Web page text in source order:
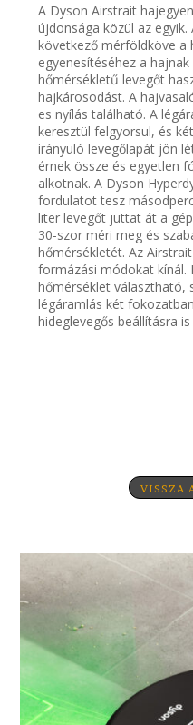
A Dyson Airstrait
újdonsága közül az egyik.
következő mérföldköve a
egyenesítéséhez a
hőmérsékletű levegőt
hajkárosodást. A
es nyílás található. A
keresztül felgyorsul, és
irányuló levegőlapát jön
érnek össze és egyetlen
alkotnak. A Dyson
fordulatot tesz
liter levegőt juttat át a
30-szor méri meg és
hőmérsékletét. Az Airstrait
formázási módokat kínál.
hőmérséklet választható,
légáramlás két
hideglevegős beállításra
VISSZA